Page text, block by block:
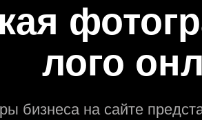
лого
бизнеса на сайте